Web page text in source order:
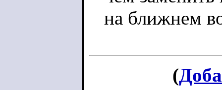
на ближнем
(